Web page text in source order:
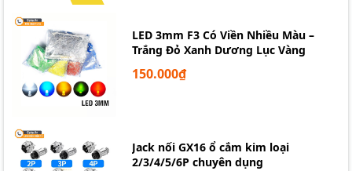
LED 3mm F3 Có Viền Nhiều Màu –
Trắng Đỏ Xanh Dương Lục Vàng
150.000₫
Jack nối GX16 ổ cắm kim loại
2/3/4/5/6P chuyên dụng